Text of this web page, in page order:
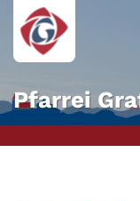
Zum Inhalt springen
Pfarrei